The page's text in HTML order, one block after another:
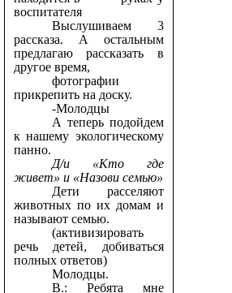
воспитателя
Выслушиваем 3
рассказа. А остальным
предлагаю рассказать в
другое время,
фотографии
прикрепить на доску.
-Молодцы
А теперь подойдем
к нашему экологическому
панно.
Д/и «Кто где
живет» и «Назови семью»
Дети расселяют
животных по их домам и
называют семью.
(активизировать
речь детей, добиваться
полных ответов)
Молодцы.
В.: Ребята мне